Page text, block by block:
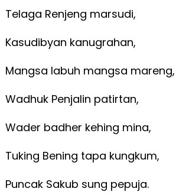
Telaga Renjeng marsudi,
Kasudibyan kanugrahan,
Mangsa labuh mangsa mareng,
Wadhuk Penjalin patirtan,
Wader badher kehing mina,
Tuking Bening tapa kungkum,
Puncak Sakub sung pepuja.